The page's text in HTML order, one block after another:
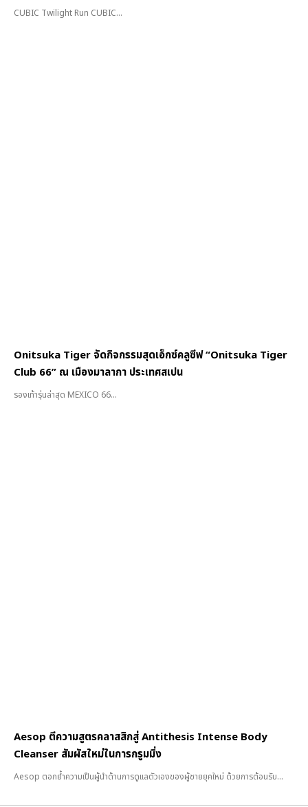
CUBIC Twilight Run CUBIC...
Onitsuka Tiger จัดกิจกรรมสุดเอ็กซ์คลูซีฟ “Onitsuka Tiger
Club 66” ณ เมืองมาลากา ประเทศสเปน
รองเท้ารุ่นล่าสุด MEXICO 66...
Aesop ตีความสูตรคลาสสิกสู่ Antithesis Intense Body
Cleanser สัมผัสใหม่ในการกรูมมิ่ง
Aesop ตอกย้ำความเป็นผู้นำด้านการดูแลตัวเองของผู้ชายยุคใหม่ ด้วยการต้อนรับ...